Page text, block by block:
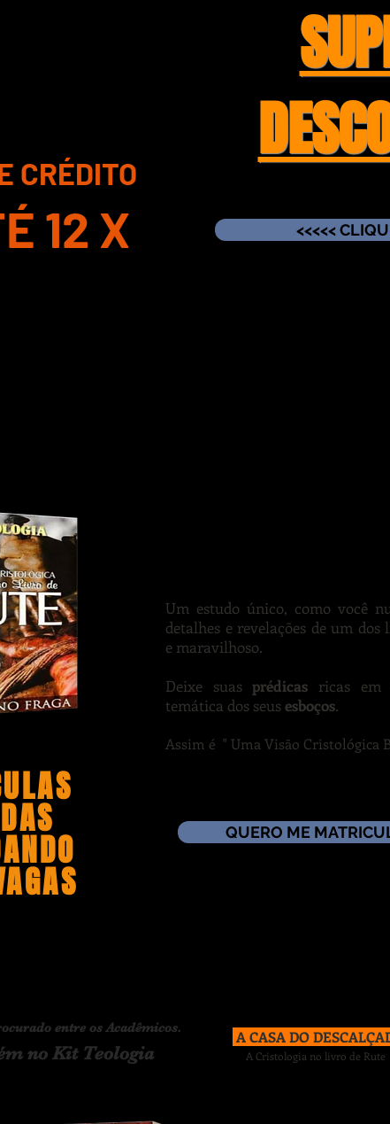
CRÉDITO
12 X <<<<<
Um estudo único, como você
detalhes e revelações de um
e maravilhoso.
Deixe suasprédicas ricas em
temática dos seusesboços.
Assim é " Uma Visão Cristológica
QUERO ME
entre os Acadêmicos.
no Kit Teologia
A CASA DO
A Cristologia no livro de Rute